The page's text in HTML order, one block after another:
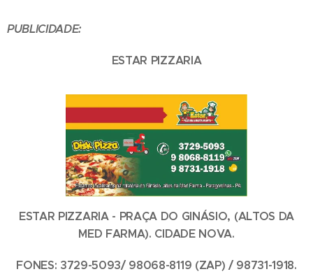
PUBLICIDADE:
ESTAR PIZZARIA
ESTAR PIZZARIA - PRAÇA DO GINÁSIO, (ALTOS DA
MED FARMA). CIDADE NOVA.
FONES: 3729-5093/ 98068-8119 (ZAP) / 98731-1918.